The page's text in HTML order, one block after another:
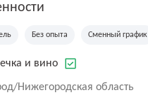
Без опыта Сменный график
и вино
Нижегородская область